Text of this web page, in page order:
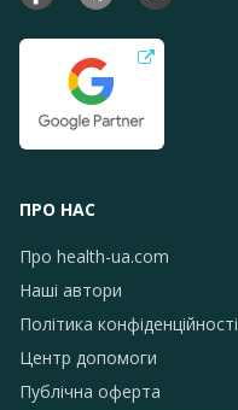
ПРО НАС
Про health-ua.com
Наші автори
Політика конфіденційності
Центр допомоги
Публічна оферта